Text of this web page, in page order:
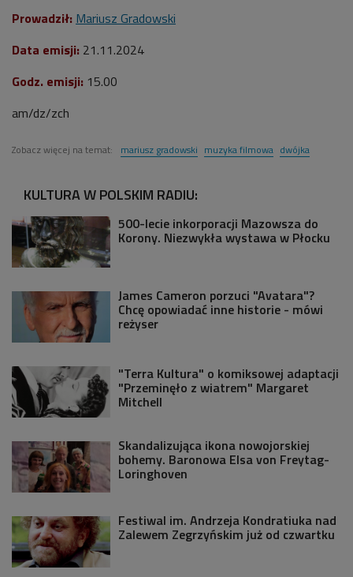
Prowadził: Mariusz Gradowski
Data emisji: 21.11.2024
Godz. emisji: 15.00
am/dz/zch
Zobacz więcej na temat: mariusz gradowski muzyka filmowa dwójka
KULTURA W POLSKIM RADIU:
500-lecie inkorporacji Mazowsza do
Korony. Niezwykła wystawa w Płocku
James Cameron porzuci "Avatara"?
Chcę opowiadać inne historie - mówi
reżyser
"Terra Kultura" o komiksowej adaptacji
"Przeminęło z wiatrem" Margaret
Mitchell
Skandalizująca ikona nowojorskiej
bohemy. Baronowa Elsa von Freytag-
Loringhoven
Festiwal im. Andrzeja Kondratiuka nad
Zalewem Zegrzyńskim już od czwartku